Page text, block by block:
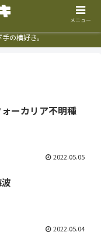
の横好き。
ーカリア不明種
2022.05.05
2022.05.04
メニュー